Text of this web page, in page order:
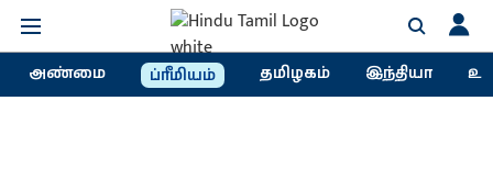
அண்மை ப்ரீமியம் தமிழகம் இந்தியா